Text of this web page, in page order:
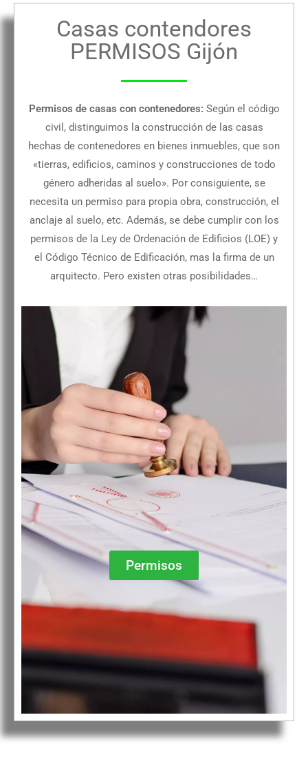
Casas contendores
PERMISOS Gijón
Permisos de casas con contenedores: Según el código
civil, distinguimos la construcción de las casas
hechas de contenedores en bienes inmuebles, que son
«tierras, edificios, caminos y construcciones de todo
género adheridas al suelo». Por consiguiente, se
necesita un permiso para propia obra, construcción, el
anclaje al suelo, etc. Además, se debe cumplir con los
permisos de la Ley de Ordenación de Edificios (LOE) y
el Código Técnico de Edificación, mas la firma de un
arquitecto. Pero existen otras posibilidades…
Permisos